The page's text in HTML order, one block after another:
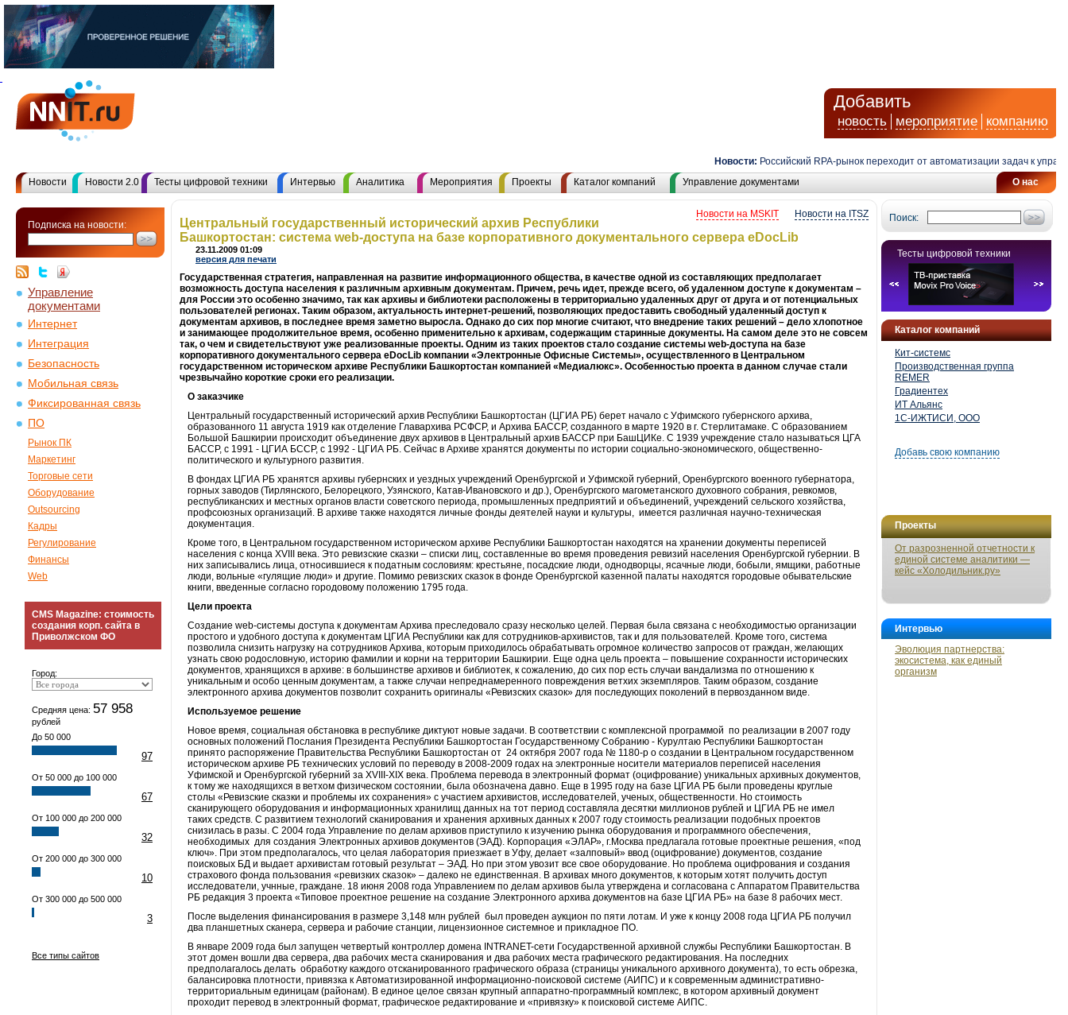
Добавить
новость мероприятие компанию
Новости: Российский RPA-рынок переходит от автоматизации задач к
О нас
Новости Новости 2.0 Тесты цифровой техники Интервью Аналитика Мероприятия Проекты Каталог компаний Управление документами
Подписка на новости:
Управление
документами
Интернет
Интеграция
Безопасность
Мобильная связь
Фиксированная связь
ПО
Рынок ПК
Маркетинг
Торговые сети
Оборудование
Outsourcing
Кадры
Регулирование
Финансы
Web
CMS Magazine: стоимость
создания корп. сайта в
Приволжском ФО
Город:
Средняя цена: 57 958
рублей
До 50 000
97
От 50 000 до 100 000
67
От 100 000 до 200 000
32
От 200 000 до 300 000
10
От 300 000 до 500 000
3
Все типы сайтов
Поиск:
Тесты цифровой техники
Каталог компаний
Кит-системс
Производственная группа
REMER
Градиентех
ИТ Альянс
1С-ИЖТИСИ, ООО
Добавь свою компанию
Проекты
От разрозненной отчетности к
единой системе аналитики —
кейс «Холодильник.ру»
Интервью
Эволюция партнерства:
экосистема, как единый
организм
Новости на ITSZ
Новости на MSKIT
Центральный государственный исторический архив Республики
Башкортостан: система web-доступа на базе корпоративного документального сервера eDocLib
23.11.2009 01:09
версия для печати
Государственная стратегия, направленная на развитие информационного общества, в качестве одной из составляющих предполагает
возможность доступа населения к различным архивным документам. Причем, речь идет, прежде всего, об удаленном доступе к документам –
для России это особенно значимо, так как архивы и библиотеки расположены в территориально удаленных друг от друга и от потенциальных
пользователей регионах. Таким образом, актуальность интернет-решений, позволяющих предоставить свободный удаленный доступ к
документам архивов, в последнее время заметно выросла. Однако до сих пор многие считают, что внедрение таких решений – дело хлопотное
и занимающее продолжительное время, особенно применительно к архивам, содержащим старинные документы. На самом деле это не совсем
так, о чем и свидетельствуют уже реализованные проекты. Одним из таких проектов стало создание системы web-доступа на базе
корпоративного документального сервера eDocLib компании «Электронные Офисные Системы», осуществленного в Центральном
государственном историческом архиве Республики Башкортостан компанией «Медиалюкс». Особенностью проекта в данном случае стали
чрезвычайно короткие сроки его реализации.
О заказчике
Центральный государственный исторический архив Республики Башкортостан (ЦГИА РБ) берет начало с Уфимского губернского архива,
образованного 11 августа 1919 как отделение Главархива РСФСР, и Архива БАССР, созданного в марте 1920 в г. Стерлитамаке. С образованием
Большой Башкирии происходит объединение двух архивов в Центральный архив БАССР при БашЦИКе. С 1939 учреждение стало называться ЦГА
БАССР, с 1991 - ЦГИА БССР, с 1992 - ЦГИА РБ. Сейчас в Архиве хранятся документы по истории социально-экономического, общественно-
политического и культурного развития.
В фондах ЦГИА РБ хранятся архивы губернских и уездных учреждений Оренбургской и Уфимской губерний, Оренбургского военного губернатора,
горных заводов (Тирлянского, Белорецкого, Узянского, Катав-Ивановского и др.), Оренбургского магометанского духовного собрания, ревкомов,
республиканских и местных органов власти советского периода, промышленных предприятий и объединений, учреждений сельского хозяйства,
профсоюзных организаций. В архиве также находятся личные фонды деятелей науки и культуры, имеется различная научно-техническая
документация.
Кроме того, в Центральном государственном историческом архиве Республики Башкортостан находятся на хранении документы переписей
населения с конца XVIII века. Это ревизские сказки – списки лиц, составленные во время проведения ревизий населения Оренбургской губернии. В
них записывались лица, относившиеся к податным сословиям: крестьяне, посадские люди, однодворцы, ясачные люди, бобыли, ямщики, работные
люди, вольные «гулящие люди» и другие. Помимо ревизских сказок в фонде Оренбургской казенной палаты находятся городовые обывательские
книги, введенные согласно городовому положению 1795 года.
Цели проекта
Создание web-системы доступа к документам Архива преследовало сразу несколько целей. Первая была связана с необходимостью организации
простого и удобного доступа к документам ЦГИА Республики как для сотрудников-архивистов, так и для пользователей. Кроме того, система
позволила снизить нагрузку на сотрудников Архива, которым приходилось обрабатывать огромное количество запросов от граждан, желающих
узнать свою родословную, историю фамилии и корни на территории Башкирии. Еще одна цель проекта – повышение сохранности исторических
документов, хранящихся в архиве: в большинстве архивов и библиотек, к сожалению, до сих пор есть случаи вандализма по отношению к
уникальным и особо ценным документам, а также случаи непреднамеренного повреждения ветхих экземпляров. Таким образом, создание
электронного архива документов позволит сохранить оригиналы «Ревизских сказок» для последующих поколений в первозданном виде.
Используемое решение
Новое время, социальная обстановка в республике диктуют новые задачи. В соответствии с комплексной программой по реализации в 2007 году
основных положений Послания Президента Республики Башкортостан Государственному Собранию - Курултаю Республики Башкортостан
принято распоряжение Правительства Республики Башкортостан от 24 октября 2007 года № 1180-р о создании в Центральном государственном
историческом архиве РБ технических условий по переводу в 2008-2009 годах на электронные носители материалов переписей населения
Уфимской и Оренбургской губерний за XVIII-XIX века. Проблема перевода в электронный формат (оцифрование) уникальных архивных документов,
к тому же находящихся в ветхом физическом состоянии, была обозначена давно. Еще в 1995 году на базе ЦГИА РБ были проведены круглые
столы «Ревизские сказки и проблемы их сохранения» с участием архивистов, исследователей, ученых, общественности. Но стоимость
сканирующего оборудования и информационных хранилищ данных на тот период составляла десятки миллионов рублей и ЦГИА РБ не имел
таких средств. С развитием технологий сканирования и хранения архивных данных к 2007 году стоимость реализации подобных проектов
снизилась в разы. С 2004 года Управление по делам архивов приступило к изучению рынка оборудования и программного обеспечения,
необходимых для создания Электронных архивов документов (ЭАД). Корпорация «ЭЛАР», г.Моcква предлагала готовые проектные решения, «под
ключ». При этом предполагалось, что целая лаборатория приезжает в Уфу, делает «залповый» ввод (оцифрование) документов, создание
поисковых БД и выдает архивистам готовый результат – ЭАД. Но при этом увозит все свое оборудование. Но проблема оцифрования и создания
страхового фонда пользования «ревизких сказок» – далеко не единственная. В архивах много документов, к которым хотят получить доступ
исследователи, учнные, граждане. 18 июня 2008 года Управлением по делам архивов была утверждена и согласована с Аппаратом Правительства
РБ редакция 3 проекта «Типовое проектное решение на создание Электронного архива документов на базе ЦГИА РБ» на базе 8 рабочих мест.
После выделения финансирования в размере 3,148 млн рублей был проведен аукцион по пяти лотам. И уже к концу 2008 года ЦГИА РБ получил
два планшетных сканера, сервера и рабочие станции, лицензионное системное и прикладное ПО.
В январе 2009 года был запущен четвертый контроллер домена INTRANET-сети Государственной архивной службы Республики Башкортостан. В
этот домен вошли два сервера, два рабочих места сканирования и два рабочих места графического редактирования. На последних
предполагалось делать обработку каждого отсканированного графического образа (страницы уникального архивного документа), то есть обрезка,
балансировка плотности, привязка к Автоматизированной информационно-поисковой системе (АИПС) и к современным административно-
территориальным единицам (районам). В единое целое связан крупный аппаратно-программный комплекс, в котором архивный документ
проходит перевод в электронный формат, графическое редактирование и «привязку» к поисковой системе АИПС.